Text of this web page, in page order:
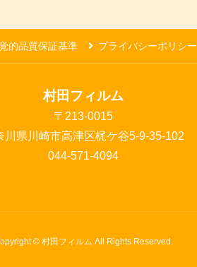
的品質保証基準 プライバシーポリシー
村田フィルム
〒213-0015
川県川崎市高津区梶ケ谷5-9-35-102
044-571-4094
© 村田フィルム All Rights Reserved.